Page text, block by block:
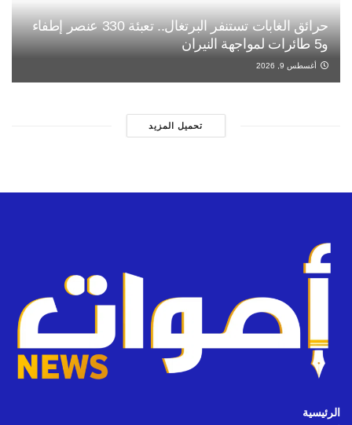
حرائق الغابات تستنفر البرتغال.. تعبئة 330 عنصر إطفاء
و5 طائرات لمواجهة النيران
أغسطس 9, 2026
تحميل المزيد
الرئيسية